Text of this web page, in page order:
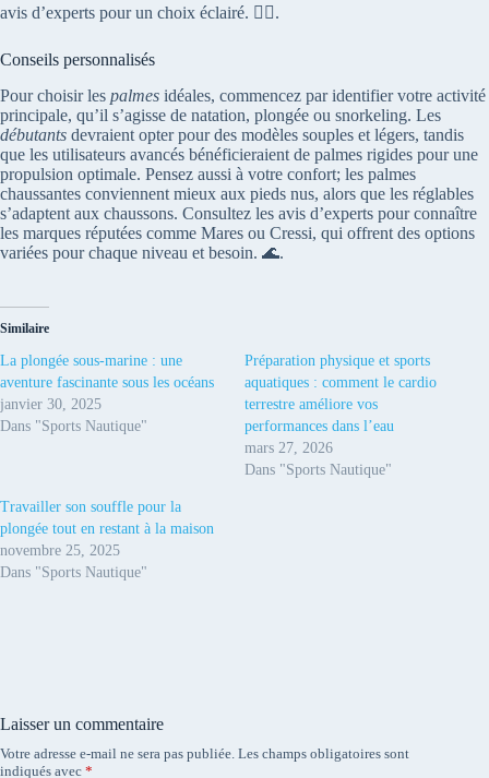
avis d’experts pour un choix éclairé. 🏊‍♂️.
Conseils personnalisés
Pour choisir les palmes idéales, commencez par identifier votre activité
principale, qu’il s’agisse de natation, plongée ou snorkeling. Les
débutants devraient opter pour des modèles souples et légers, tandis
que les utilisateurs avancés bénéficieraient de palmes rigides pour une
propulsion optimale. Pensez aussi à votre confort; les palmes
chaussantes conviennent mieux aux pieds nus, alors que les réglables
s’adaptent aux chaussons. Consultez les avis d’experts pour connaître
les marques réputées comme Mares ou Cressi, qui offrent des options
variées pour chaque niveau et besoin. 🌊.
Similaire
La plongée sous-marine : une
aventure fascinante sous les océans
janvier 30, 2025
Dans "Sports Nautique"
Préparation physique et sports
aquatiques : comment le cardio
terrestre améliore vos
performances dans l’eau
mars 27, 2026
Dans "Sports Nautique"
Travailler son souffle pour la
plongée tout en restant à la maison
novembre 25, 2025
Dans "Sports Nautique"
Laisser un commentaire
Votre adresse e-mail ne sera pas publiée. Les champs obligatoires sont
indiqués avec *